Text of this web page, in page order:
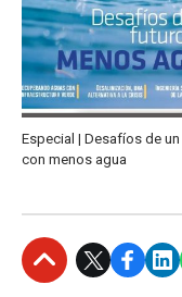
Especial | Desafíos de
con menos agua